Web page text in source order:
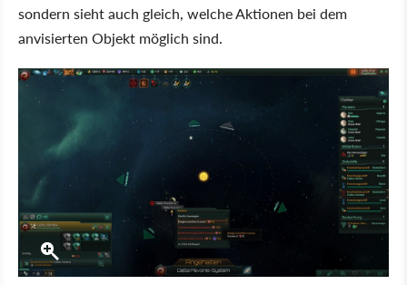
sondern sieht auch gleich, welche Aktionen bei dem
anvisierten Objekt möglich sind.